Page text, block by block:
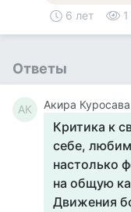
6 лет
Ответы
АК Акира Куросава
Критика к
себе,
настолько
на общую
Движения